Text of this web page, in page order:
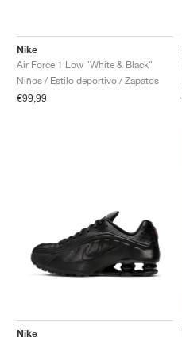
Nike
Air Force 1 Low "White & Black"
Niños / Estilo deportivo / Zapatos
€99,99
Nike